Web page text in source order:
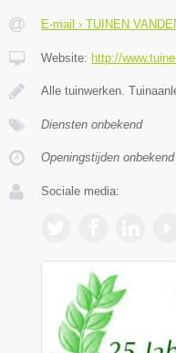
E-mail › TUINEN
Website: http://
Alle tuinwerken.
Diensten onbekend
Openingstijden onbekend
Sociale media: